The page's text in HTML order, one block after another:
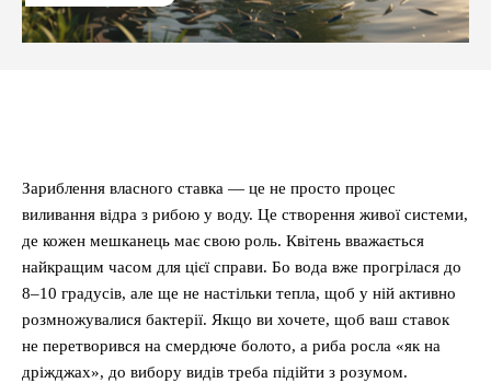
Зариблення власного ставка — це не просто процес
виливання відра з рибою у воду. Це створення живої системи,
де кожен мешканець має свою роль. Квітень вважається
найкращим часом для цієї справи. Бо вода вже прогрілася до
8–10 градусів, але ще не настільки тепла, щоб у ній активно
розмножувалися бактерії. Якщо ви хочете, щоб ваш ставок
не перетворився на смердюче болото, а риба росла «як на
дріжджах», до вибору видів треба підійти з розумом.